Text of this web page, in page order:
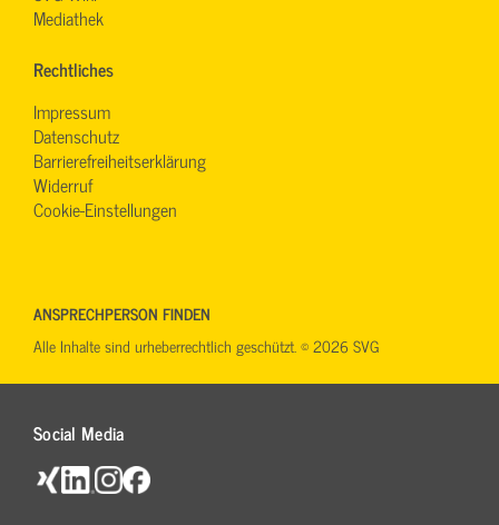
Mediathek
Rechtliches
Impressum
Datenschutz
Barrierefreiheitserklärung
Widerruf
Cookie-Einstellungen
Social Media
ANSPRECHPERSON FINDEN
Alle Inhalte sind urheberrechtlich geschützt. © 2026 SVG